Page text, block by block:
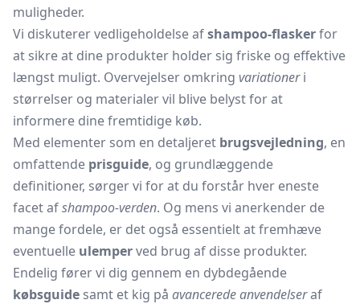
muligheder.
Vi diskuterer vedligeholdelse afshampoo-flaskerfor
at sikre at dine produkter holder sig friske og effektive
længst muligt. Overvejelser omkring variationeri
størrelser og materialer vil blive belyst for at
informere dine fremtidige køb.
Med elementer som en detaljeret brugsvejledning, en
omfattende prisguide, og grundlæggende
definitioner, sørger vi for at du forstår hver eneste
facet afshampoo-verden. Og mens vi anerkender de
mange fordele, er det også essentielt at fremhæve
eventuelle ulemperved brug af disse produkter.
Endelig fører vi dig gennem en dybdegående
købsguide samt et kig på avancerede anvendelseraf